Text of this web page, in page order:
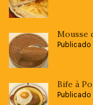
Mousse
Publicado
Bife à